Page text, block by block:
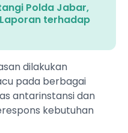
Polda Jabar,
terhadap
dilakukan
pada berbagai
antarinstansi dan
kebutuhan